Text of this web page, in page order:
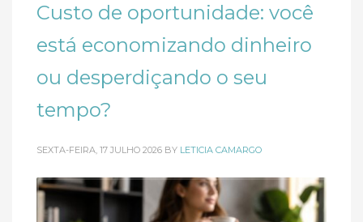
Custo de oportunidade: você
está economizando dinheiro
ou desperdiçando o seu
tempo?
SEXTA-FEIRA, 17 JULHO 2026 BY LETICIA CAMARGO